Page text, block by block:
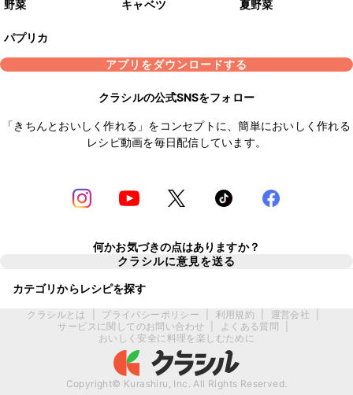
野菜 キャベツ 夏野菜
パプリカ
アプリをダウンロードする
クラシルの公式SNSをフォロー
「きちんとおいしく作れる」をコンセプトに、簡単においしく作れる
レシピ動画を毎日配信しています。
何かお気づきの点はありますか？
クラシルに意見を送る
カテゴリからレシピを探す
クラシルとは プライバシーポリシー 利用規約 運営会社
サービスに関してのお問い合わせ
よくある質問
おいしく安全に料理を楽しむために
Copyright© Kurashiru, Inc. All Rights Reserved.